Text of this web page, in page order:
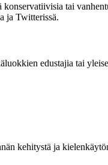
tai
ja Twitterissä.
edustajia tai
kehitystä ja